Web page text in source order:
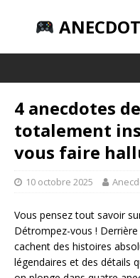
4 anecdotes
totalement
vous faire
10 octobre 2025
Vous pensez tout savoir
Détrompez-vous !
cachent des histoires
légendaires et des détails